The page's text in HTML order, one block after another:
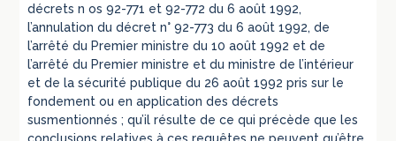
décrets n os 92-771 et 92-772 du 6 août 1992,
l’annulation du décret n° 92-773 du 6 août 1992, de
l’arrêté du Premier ministre du 10 août 1992 et de
l’arrêté du Premier ministre et du ministre de l’intérieur
et de la sécurité publique du 26 août 1992 pris sur le
fondement ou en application des décrets
susmentionnés ; qu’il résulte de ce qui précède que les
conclusions relatives à ces requêtes ne peuvent qu’être